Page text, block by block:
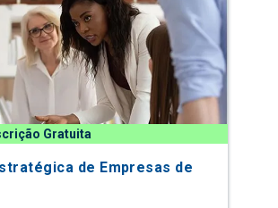
Gratuita
de Empresas de